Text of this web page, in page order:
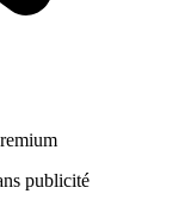
publicité